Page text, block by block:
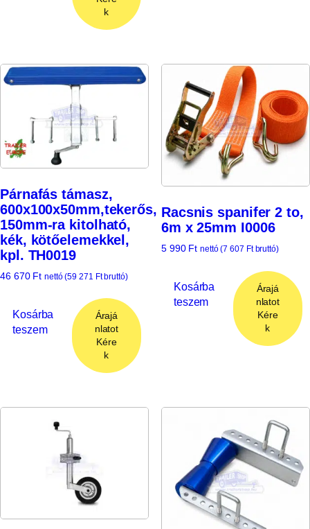
k
Párnafás támasz,
600x100x50mm,tekerős,
150mm-ra kitolható,
kék, kötőelemekkel,
kpl. TH0019
46 670 Ft nettó (59 271 Ftbruttó)
Kosárba
teszem
Árajá
nlatot
Kére
k
Racsnis spanifer 2 to,
6m x 25mm I0006
5 990 Ft nettó (7 607 Ftbruttó)
Kosárba
teszem
Árajá
nlatot
Kére
k